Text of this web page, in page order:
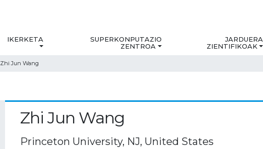
IKERKETA
SUPERKONPUTAZIO
ZENTROA
JARDUERA
ZIENTIFIKOAK
Zhi Jun Wang
Zhi Jun Wang
Princeton University, NJ, United States